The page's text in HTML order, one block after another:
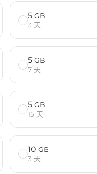
5 GB
3 天
5 GB
7 天
5 GB
15 天
10 GB
3 天